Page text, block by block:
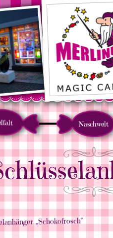
Naschwelt
„Schokofrosch“